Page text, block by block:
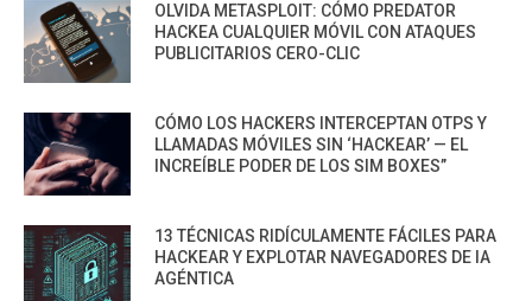
OLVIDA METASPLOIT: CÓMO PREDATOR
HACKEA CUALQUIER MÓVIL CON ATAQUES
PUBLICITARIOS CERO-CLIC
CÓMO LOS HACKERS INTERCEPTAN OTPS Y
LLAMADAS MÓVILES SIN ‘HACKEAR’ — EL
INCREÍBLE PODER DE LOS SIM BOXES”
13 TÉCNICAS RIDÍCULAMENTE FÁCILES PARA
HACKEAR Y EXPLOTAR NAVEGADORES DE IA
AGÉNTICA